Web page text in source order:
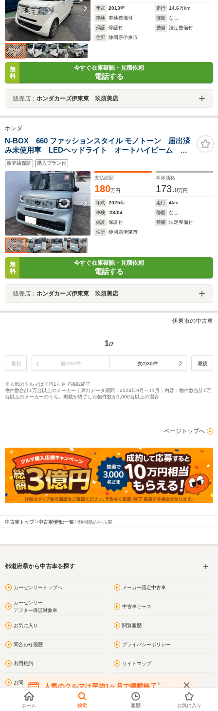
年式 2013年 走行 14.6万km
車検
車検整備付 修復
なし
保証
保証付 整備
法定整備付
住所
静岡県伊東市
無
料
今すぐ在庫確認・見積依頼
電話する
販売店： ホンダカーズ伊東東 玖須美店
ホンダ
N-BOX 660 ファッションスタイル モノトーン 届出済
み未使用車 LEDヘッドライト オートハイビーム シ
ートヒーター
販売店保証 購入プラン付
支払総額
180万円
本体価格
173.0万円
年式 2025年 走行 4km
車検
'28/04 修復
なし
保証
保証付 整備
法定整備付
住所
静岡県伊東市
無
料
今すぐ在庫確認・見積依頼
電話する
販売店： ホンダカーズ伊東東 玖須美店
伊東市の中古車
1/7
最初 前の30件 次の30件 最後
※人気のクルマは平均1ヶ月で掲載終了
物件数合計1万台以上のメーカー｜算出データ期間：2024年9月～11月｜内容：物件数合計1万
台以上のメーカーのうち、掲載が終了した物件数が1,000台以上の場合
ページトップへ
中古車トップ 中古車情報:一覧 静岡県の中古車
都道府県から中古車を探す
カーセンサートップへ メーカー認定中古車
カーセンサー
アフター保証対象車
中古車リース
お気に入り 閲覧履歴
問合わせ履歴 プライバシーポリシー
利用規約 サイトマップ
お問い合わせ 静岡の街情報
伊東市の街情報 静岡県の車買取・車査定
人気のクルマは平均1ヶ月で掲載終了※
在庫が無くなる前にお問い合わせください
ホーム 検索 履歴 お気に入り